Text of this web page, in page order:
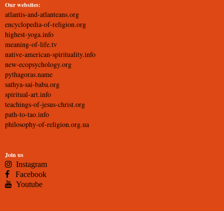
Our websites:
atlantis-and-atlanteans.org
encyclopedia-of-religion.org
highest-yoga.info
meaning-of-life.tv
native-american-spirituality.info
new-ecopsychology.org
pythagoras.name
sathya-sai-baba.org
spiritual-art.info
teachings-of-jesus-christ.org
path-to-tao.info
philosophy-of-religion.org.ua
Join us
Instagram
Facebook
Youtube